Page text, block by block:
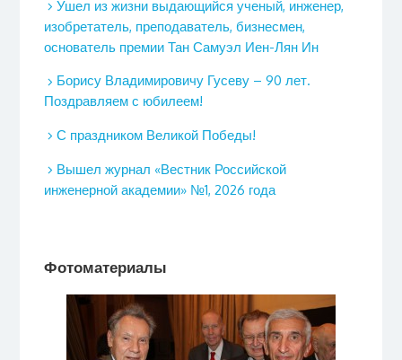
Ушел из жизни выдающийся ученый, инженер,
изобретатель, преподаватель, бизнесмен,
основатель премии Тан Самуэл Иен-Лян Ин
Борису Владимировичу Гусеву – 90 лет.
Поздравляем с юбилеем!
С праздником Великой Победы!
Вышел журнал «Вестник Российской
инженерной академии» №1, 2026 года
Фотоматериалы